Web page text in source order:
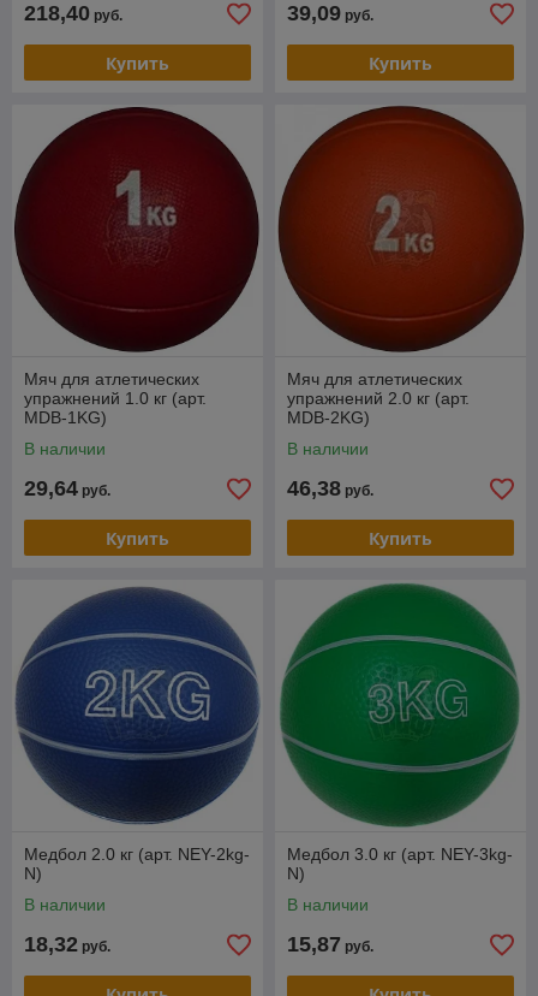
218,40 руб.
Купить
39,09 руб.
Купить
Мяч для атлетических
упражнений 1.0 кг (арт.
MDB-1KG)
В наличии
29,64 руб.
Купить
Мяч для атлетических
упражнений 2.0 кг (арт.
MDB-2KG)
В наличии
46,38 руб.
Купить
Медбол 2.0 кг (арт. NEY-2kg-
N)
В наличии
18,32 руб.
Медбол 3.0 кг (арт. NEY-3kg-
N)
В наличии
15,87 руб.